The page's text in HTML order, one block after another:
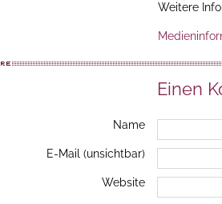
Weitere
Einen
Name
E-Mail (unsichtbar)
Website